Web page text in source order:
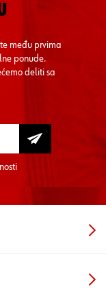
među prvima
ponude.
deliti sa